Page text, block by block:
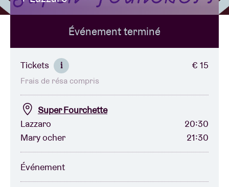
Location de salles
BRDCST
ABtv
Chèque-concert
À propos de l'AB
Contact
Événement terminé
Tickets i € 15
Frais de résa compris
Super Fourchette
Lazzaro
20:30
Mary ocher
21:30
Événement